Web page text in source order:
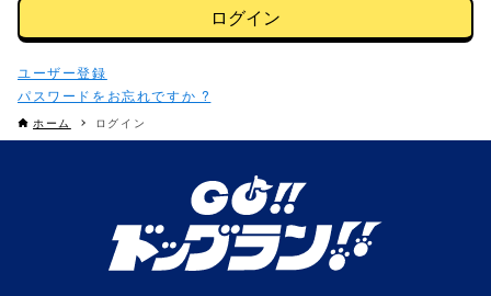
ログイン
パスワードをお忘れですか ?
ホーム ログイン